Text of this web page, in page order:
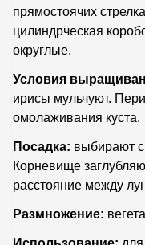
прямостоячих
цилиндрческая
округлые.
Условия
ирисы мульчуют.
омолаживания куста.
Посадка: выбирают
Корневище
расстояние между
Размножение: